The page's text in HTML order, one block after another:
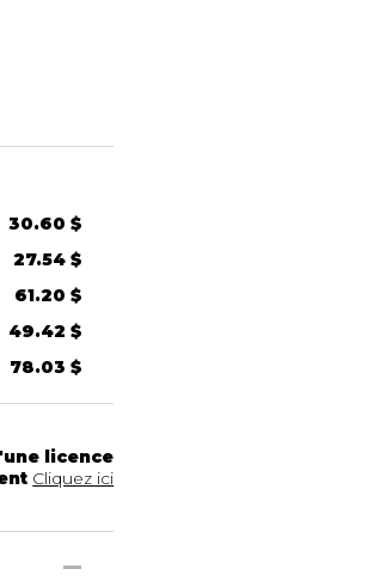
30.60 $
27.54 $
61.20 $
49.42 $
78.03 $
licence
Cliquez ici